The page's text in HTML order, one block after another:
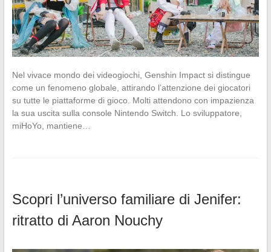
Nel vivace mondo dei videogiochi, Genshin Impact si distingue
come un fenomeno globale, attirando l’attenzione dei giocatori
su tutte le piattaforme di gioco. Molti attendono con impazienza
la sua uscita sulla console Nintendo Switch. Lo sviluppatore,
miHoYo, mantiene…
Scopri l’universo familiare di Jenifer:
ritratto di Aaron Nouchy